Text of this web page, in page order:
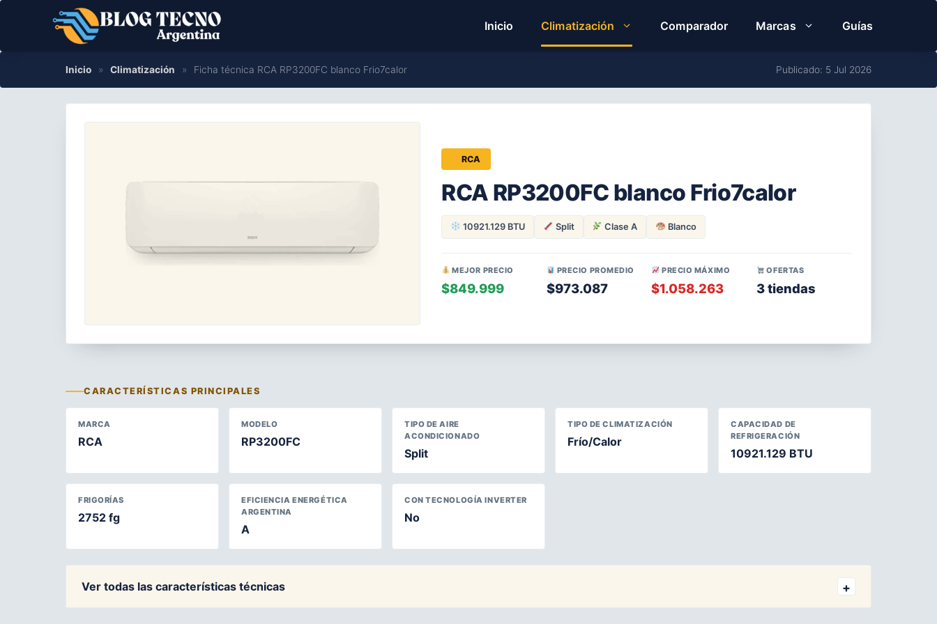
Inicio Climatización Comparador Marcas Guías
Inicio » Climatización » Ficha técnica RCA RP3200FC blanco Frio7calor Publicado: 5 Jul 2026
RCA
RCA RP3200FC blanco Frio7calor
10921.129 BTU Split Clase A Blanco
MEJOR PRECIO
$849.999
PRECIO PROMEDIO
$973.087
PRECIO MÁXIMO
$1.058.263
OFERTAS
3 tiendas
CARACTERÍSTICAS PRINCIPALES
MARCA
RCA
MODELO
RP3200FC
TIPO DE AIRE
ACONDICIONADO
Split
TIPO DE CLIMATIZACIÓN
Frío/Calor
CAPACIDAD DE
REFRIGERACIÓN
10921.129 BTU
FRIGORÍAS
2752 fg
EFICIENCIA ENERGÉTICA
ARGENTINA
A
CON TECNOLOGÍA INVERTER
No
Ver todas las características técnicas